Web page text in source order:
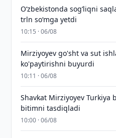
O‘zbekistonda sog‘liqni
trln so‘mga yetdi
10:15 · 06/08
Mirziyoyev go'sht va sut
ko'paytirishni buyurdi
10:11 · 06/08
Shavkat Mirziyoyev Turkiya
bitimni tasdiqladi
10:00 · 06/08